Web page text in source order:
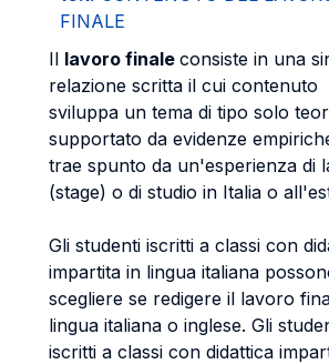
FINALE
Il lavoro finale consiste in una
relazione scritta il cui contenuto
sviluppa un tema di tipo solo
supportato da evidenze
trae spunto da un'esperienza di
(stage) o di studio in Italia o
Gli studenti iscritti a classi con
impartita in lingua italiana
scegliere se redigere il lavoro
lingua italiana o inglese. Gli
iscritti a classi con didattica